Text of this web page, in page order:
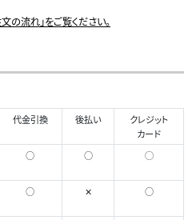
の流れ」をご覧ください。
代金引換 後払い
クレジット
カード
○ ○ ◯
○ ✕ ○